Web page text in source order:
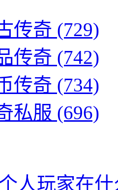
传奇 (729)
传奇 (742)
传奇 (734)
私服 (696)
人玩家在